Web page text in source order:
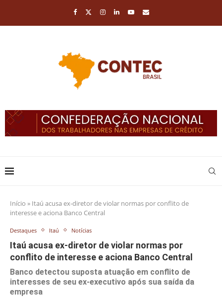
Início » Itaú acusa ex-diretor de violar normas por conflito de
interesse e aciona Banco Central
Destaques Itaú Notícias
Itaú acusa ex-diretor de violar normas por
conflito de interesse e aciona Banco Central
Banco detectou suposta atuação em conflito de
interesses de seu ex-executivo após sua saída da
empresa